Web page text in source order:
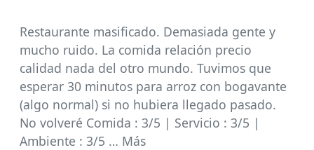
Restaurante masificado. Demasiada gente y
mucho ruido. La comida relación precio
calidad nada del otro mundo. Tuvimos que
esperar 30 minutos para arroz con bogavante
(algo normal) si no hubiera llegado pasado.
No volveré Comida : 3/5 | Servicio : 3/5 |
Ambiente : 3/5 … Más